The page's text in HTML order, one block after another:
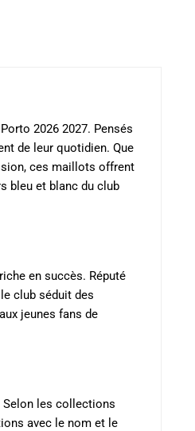
2026 2027. Pensés
de leur quotidien. Que
ces maillots offrent
bleu et blanc du club
en succès. Réputé
club séduit des
jeunes fans de
les collections
avec le nom et le